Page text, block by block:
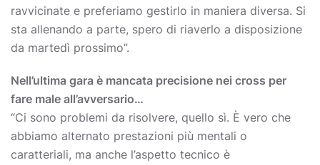
ravvicinate e preferiamo gestirlo in maniera diversa. Si
sta allenando a parte, spero di riaverlo a disposizione
da martedì prossimo”.
Nell’ultima gara è mancata precisione nei cross per
fare male all’avversario…
“Ci sono problemi da risolvere, quello sì. È vero che
abbiamo alternato prestazioni più mentali o
caratteriali, ma anche l’aspetto tecnico è